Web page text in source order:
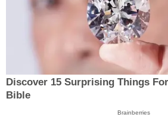
Discover 15 Surprising Things
Bible
Brainberries